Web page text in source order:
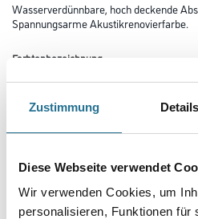
Zustimmung Details
Diese Webseite verwendet
Wir verwenden Cookies, um
personalisieren, Funktionen für
Wasserverdünnbare, hoch deckende
Spannungsarme Akustikrenovierfarbe.
Farbtonbezeichnung